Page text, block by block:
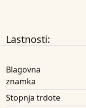
Lastnosti:
Blagovna
znamka
Stopnja trdote